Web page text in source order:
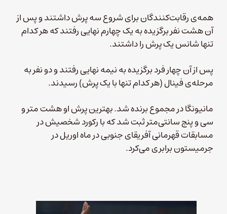
همه‌ی رقابت‌کنندگان برای شروع سه پرش داشتند و پس از
آن هشت نفر برگزیده به یک چهارم نهایی رفتند که هر کدام
تنها شانس یک پرش را داشتند.
پس از آن چهار فرد برگزیده به نیمه نهایی رفتند و دو نفر به
مرحله‌ی فینال (هر کدام تنها با یک پرش) رسیدند.
مانیونگا در مجموع برنده شد. بهترین پرش او هشت متر و
سی و پنج سانتی‌متر ثبت شد که با رکورد شخصیش در
مسابقات قهرمانی آفریقای جنوبی در ماه اوریل در
جرمیستون برابری می‌کرد.